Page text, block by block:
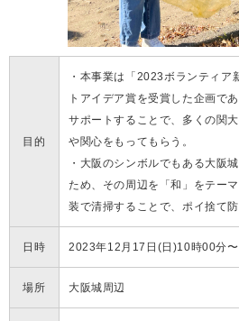
目的
・本事業は「2023ボランティア
トアイデア賞を受賞した企画で
サポートすることで、多くの関
や関心をもってもらう。
・大阪のシンボルでもある大阪
ため、その周辺を「和」をテー
装で清掃することで、ポイ捨て防
日時 2023年12月17日(日)10時00分
場所 大阪城周辺